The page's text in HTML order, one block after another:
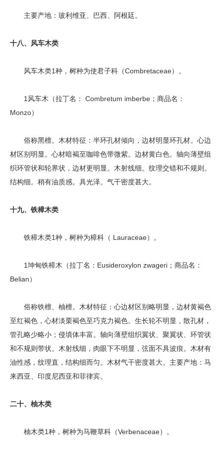
主要产地：玻利维亚、巴西、阿根廷。
十八、风车木类
风车木类1种，树种为使君子科（Combretaceae）。
1风车木（拉丁名： Combretum imberbe；商品名：
Monzo）
俗称黑檀。木材特征：半环孔材倾向，边材明显环孔材。心边
材区别明显。心材暗褐至咖啡色带微紫。边材黄白色。轴向薄壁组
织环管状和轮界状，边材更明显。木射线细。纹理交错和不规则。
结构细。稍有油质感。具光泽。气干密度甚大。
十九、铁樟木类
铁樟木类1种，树种为樟科（ Lauraceae）。
1坤甸铁樟木（拉丁名：Eusideroxylon zwageri；商品名：
Belian）
俗称铁檀、柚檀。木材特征：心边材区别略明显，边材黄褐色
至红褐色，心材淡栗褐色至巧克力褐色。生长轮不明显，散孔材，
管孔略少略小；侵填体丰富。轴向薄壁组织翼状、聚翼状、环管状
和不规则带状。木射线细，肉眼下不明显，弦面不具波痕。木材有
油性感，纹理直，结构细而匀。木材气干密度甚大。主要产地：马
来西亚、印度尼西亚和菲律宾。
二十、柚木类
柚木类1种，树种为马鞭草科（Verbenaceae）。